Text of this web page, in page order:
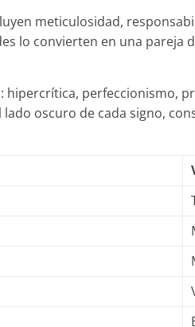
meticulosidad,
lo convierten en una pareja
hipercrítica, perfeccionismo,
oscuro de cada signo,